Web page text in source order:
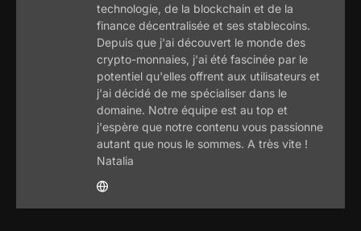
technologie, de la blockchain et de la
finance décentralisée et ses stablecoins.
Depuis que j'ai découvert le monde des
crypto-monnaies, j'ai été fascinée par le
potentiel qu'elles offrent aux utilisateurs et
j'ai décidé de me spécialiser dans le
domaine. Notre équipe est au top et
j'espère que notre contenu vous passionne
autant que nous le sommes. A très vite !
Natalia